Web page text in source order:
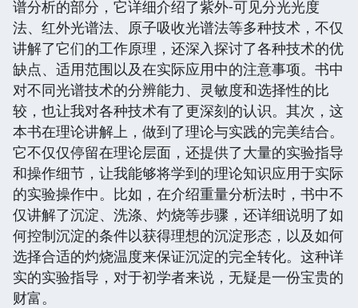
谱分析的部分，它详细介绍了紫外-可见分光光度
法、红外光谱法、原子吸收光谱法等多种技术，不仅
讲解了它们的工作原理，还深入探讨了各种技术的优
缺点、适用范围以及在实际应用中的注意事项。书中
对不同光谱技术的分辨能力、灵敏度和选择性的比
较，也让我对各种技术有了更深刻的认识。其次，这
本书在理论讲解上，做到了理论与实践的完美结合。
它不仅仅停留在理论层面，还提供了大量的实验指导
和操作细节，让我能够将学到的理论知识应用于实际
的实验操作中。比如，在介绍重量分析法时，书中不
仅讲解了沉淀、洗涤、灼烧等步骤，还详细说明了如
何控制沉淀的条件以获得理想的沉淀形态，以及如何
选择合适的灼烧温度来保证沉淀的完全转化。这种详
实的实验指导，对于初学者来说，无疑是一份宝贵的
财富。